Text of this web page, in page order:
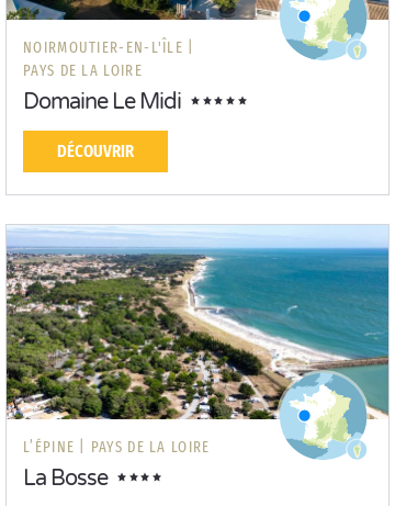
NOIRMOUTIER-EN-L'ÎLE |
PAYS DE LA LOIRE
Domaine Le Midi
DÉCOUVRIR
L’ÉPINE | PAYS DE LA LOIRE
La Bosse